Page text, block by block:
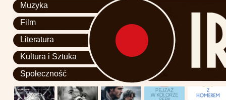
Muzyka
Film
Literatura
Kultura i Sztuka
Społeczność